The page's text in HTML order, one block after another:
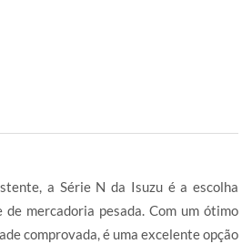
a Série N da Isuzu é a escolha
mercadoria pesada. Com um ótimo
comprovada, é uma excelente opção